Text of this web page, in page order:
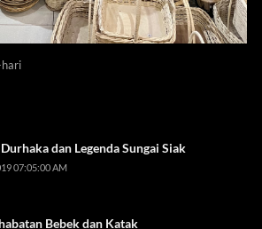
dan Legenda Sungai Siak
07:05:00 AM
Bebek dan Katak